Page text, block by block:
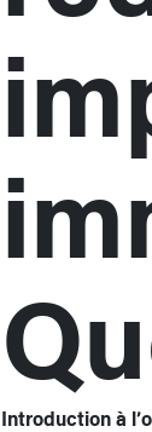
Introduction à